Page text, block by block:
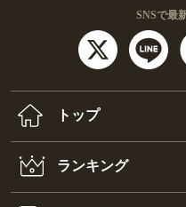
SNSで最
トップ
ランキング